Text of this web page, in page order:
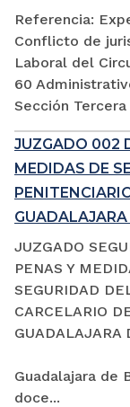
Referencia:
Conflicto de
Laboral del
60
Sección Tercera
JUZGADO 002
MEDIDAS DE
JUZGADO
PENAS Y
SEGURIDAD
CARCELARIO
GUADALAJARA
Guadalajara de
doce...